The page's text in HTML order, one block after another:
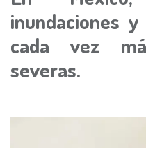
inundaciones
cada vez
severas.